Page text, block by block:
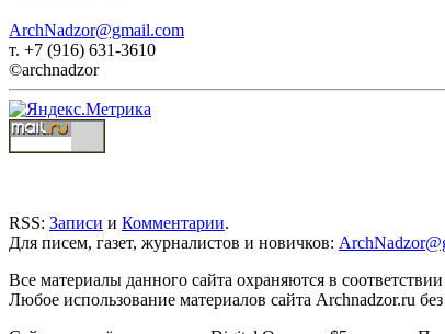
ArchNadzor@gmail.com
т. +7 (916) 631-3610
©archnadzor
RSS: Записи и Комментарии.
Для писем, газет, журналистов и новичков:
Все материалы данного сайта охраняются в
Любое использование материалов сайта Archnadzor.ru